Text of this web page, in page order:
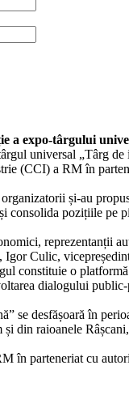
a expo-târgului
universal „Târg de
(CCI) a RM în
și-au
consolida pozițiile pe
reprezentanții
Culic,
constituie o
dialogului
se desfășoară în
din raioanele
în parteneriat cu